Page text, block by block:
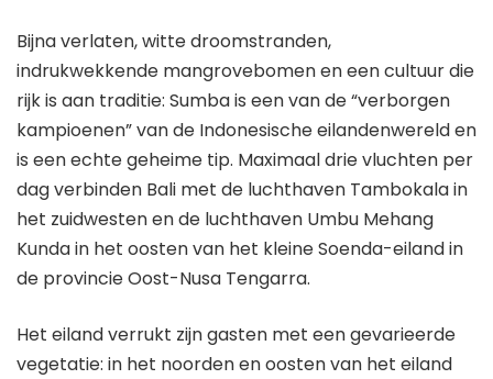
Bijna verlaten, witte droomstranden,
indrukwekkende mangrovebomen en een cultuur die
rijk is aan traditie: Sumba is een van de “verborgen
kampioenen” van de Indonesische eilandenwereld en
is een echte geheime tip. Maximaal drie vluchten per
dag verbinden Bali met de luchthaven Tambokala in
het zuidwesten en de luchthaven Umbu Mehang
Kunda in het oosten van het kleine Soenda-eiland in
de provincie Oost-Nusa Tengarra.
Het eiland verrukt zijn gasten met een gevarieerde
vegetatie: in het noorden en oosten van het eiland